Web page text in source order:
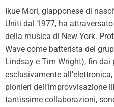
Ikue Mori, giapponese di
Uniti dal 1977, ha
della musica di New York.
Wave come batterista del
Lindsay e Tim Wright), fin dai
esclusivamente
pionieri dell’improvvisazione
tantissime collaborazioni,